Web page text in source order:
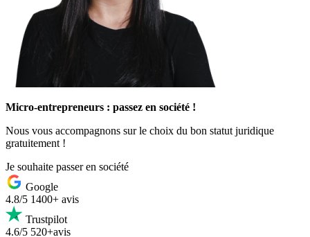
Micro-entrepreneurs : passez en société !
Nous vous accompagnons sur le choix du bon statut juridique
gratuitement !
Je souhaite passer en société
Google
4.8/5 1400+ avis
Trustpilot
4.6/5 520+avis